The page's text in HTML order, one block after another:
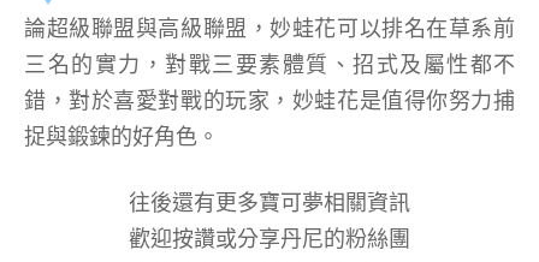
論超級聯盟與高級聯盟，妙蛙花可以排名在草系前
三名的實力，對戰三要素體質、招式及屬性都不
錯，對於喜愛對戰的玩家，妙蛙花是值得你努力捕
捉與鍛鍊的好角色。
往後還有更多寶可夢相關資訊
歡迎按讚或分享丹尼的粉絲團